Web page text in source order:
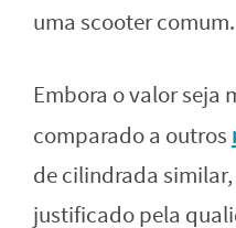
uma scooter comum.
Embora o valor seja
comparado a outros
de cilindrada
justificado pela